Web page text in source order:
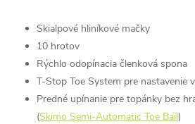
Skialpové hliníkové mačky
10 hrotov
Rýchlo odopínacia členková spona
T-Stop Toe System pre nastavenie
Predné upínanie pre topánky bez
(Skimo Semi-Automatic Toe Bail)